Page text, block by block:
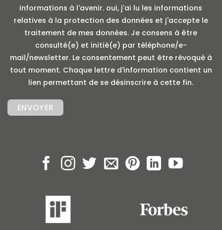
informations à l'avenir. oui, j'ai lu les informations
relatives à la protection des données et j'accepte le
traitement de mes données. Je consens à être
consulté(e) et initié(e) par téléphone/e-
mail/newsletter. Le consentement peut être révoqué à
tout moment. Chaque lettre d'information contient un
lien permettant de se désinscrire à cette fin.